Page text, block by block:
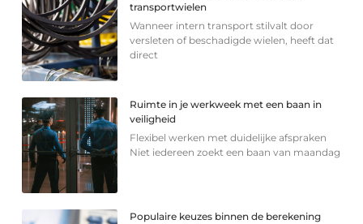
transportwielen
Wanneer intern transport stilvalt door
versleten of beschadigde wielen, heeft dat
direct
Ruimte in je werkweek met een baan in
veiligheid
Flexibel werken met duidelijke afspraken
Niet iedereen zoekt een baan van maandag
Populaire keuzes binnen de berekening